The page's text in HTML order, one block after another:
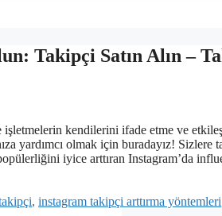
Takipçi Satın Alın –
kendilerini ifade etme ve
yardımcı olmak için buradayız!
iyice arttıran Instagram’da
, instagram takipçi arttırma yöntemleri